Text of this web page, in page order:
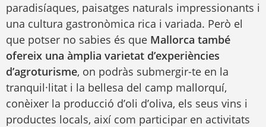
paradisíaques, paisatges naturals impressionants i
una cultura gastronòmica rica i variada. Però el
que potser no sabies és que Mallorca també
ofereix una àmplia varietat d’experiències
d’agroturisme, on podràs submergir-te en la
tranquil·litat i la bellesa del camp mallorquí,
conèixer la producció d’oli d’oliva, els seus vins i
productes locals, així com participar en activitats